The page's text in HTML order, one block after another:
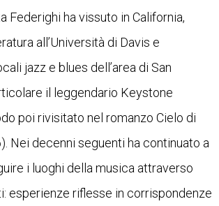
Federighi ha vissuto in California,
all’Università di Davis e
jazz e blues dell’area di San
il leggendario Keystone
poi rivisitato nel romanzo Cielo di
Nei decenni seguenti ha continuato a
i luoghi della musica attraverso
esperienze riflesse in corrispondenze